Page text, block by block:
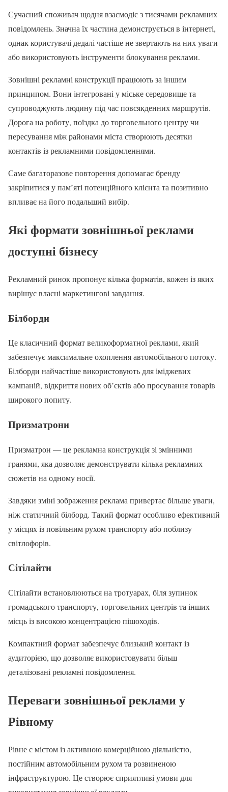
Сучасний споживач щодня взаємодіє з тисячами рекламних
повідомлень. Значна їх частина демонструється в інтернеті,
однак користувачі дедалі частіше не звертають на них уваги
або використовують інструменти блокування реклами.
Зовнішні рекламні конструкції працюють за іншим
принципом. Вони інтегровані у міське середовище та
супроводжують людину під час повсякденних маршрутів.
Дорога на роботу, поїздка до торговельного центру чи
пересування між районами міста створюють десятки
контактів із рекламними повідомленнями.
Саме багаторазове повторення допомагає бренду
закріпитися у пам’яті потенційного клієнта та позитивно
впливає на його подальший вибір.
Які формати зовнішньої реклами
доступні бізнесу
Рекламний ринок пропонує кілька форматів, кожен із яких
вирішує власні маркетингові завдання.
Білборди
Це класичний формат великоформатної реклами, який
забезпечує максимальне охоплення автомобільного потоку.
Білборди найчастіше використовують для іміджевих
кампаній, відкриття нових об’єктів або просування товарів
широкого попиту.
Призматрони
Призматрон — це рекламна конструкція зі змінними
гранями, яка дозволяє демонструвати кілька рекламних
сюжетів на одному носії.
Завдяки зміні зображення реклама привертає більше уваги,
ніж статичний білборд. Такий формат особливо ефективний
у місцях із повільним рухом транспорту або поблизу
світлофорів.
Сітілайти
Сітілайти встановлюються на тротуарах, біля зупинок
громадського транспорту, торговельних центрів та інших
місць із високою концентрацією пішоходів.
Компактний формат забезпечує близький контакт із
аудиторією, що дозволяє використовувати більш
деталізовані рекламні повідомлення.
Переваги зовнішньої реклами у
Рівному
Рівне є містом із активною комерційною діяльністю,
постійним автомобільним рухом та розвиненою
інфраструктурою. Це створює сприятливі умови для